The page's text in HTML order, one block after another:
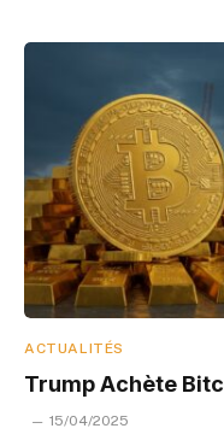
ACTUALITÉS
Trump Achète
15/04/2025